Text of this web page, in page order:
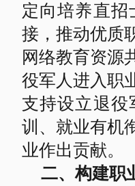
定向培养直
接，推动优质
网络教育资源
役军人进入职
支持设立退役
训、就业有机
业作出贡献。
二、构建职